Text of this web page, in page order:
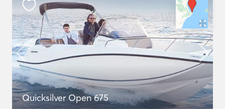
Quicksilver Open 675